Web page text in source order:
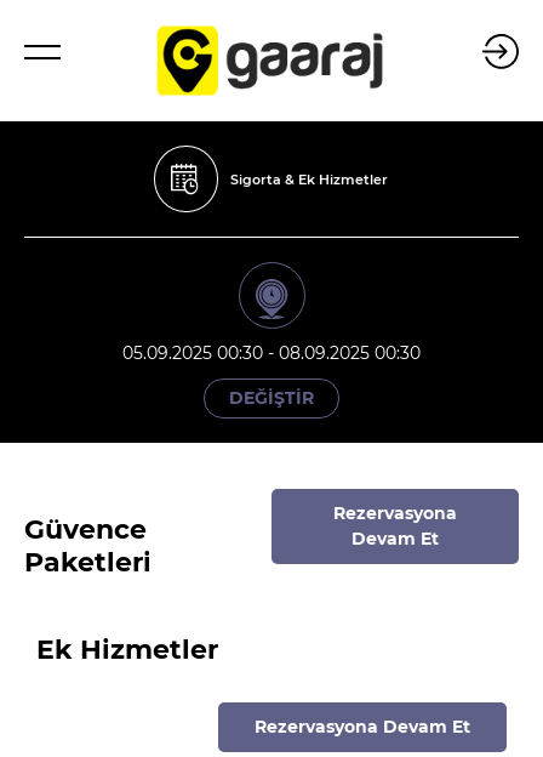
Sigorta & Ek Hizmetler
05.09.2025 00:30 - 08.09.2025 00:30
DEĞİŞTİR
Güvence
Paketleri
Rezervasyona
Devam Et
Ek Hizmetler
Rezervasyona Devam Et